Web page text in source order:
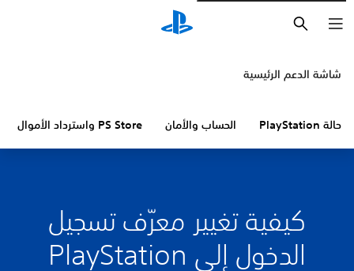
شاشة الدعم الرئيسية
حالة PlayStation الحساب والأمان PS Store واسترداد الأموال
كيفية تغيير معرّف تسجيل
الدخول إلى PlayStation